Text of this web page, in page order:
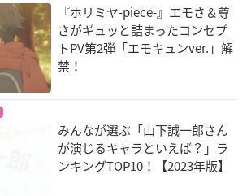
『ホリミヤ-piece-』エモさ＆尊
さがギュッと詰まったコンセプ
トPV第2弾「エモキュンver.」解
禁！
みんなが選ぶ「山下誠一郎さん
が演じるキャラといえば？」ラ
ンキングTOP10！【2023年版】